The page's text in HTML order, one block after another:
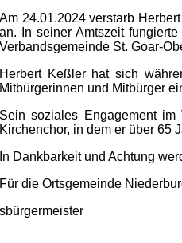
Am 24.01.2024 verstarb
an. In seiner Amtszeit
Verbandsgemeinde St. Goar-
Herbert Keßler hat sich
Mitbürgerinnen und Mitbürger
Sein soziales Engagement
Kirchenchor, in dem er über 65
In Dankbarkeit und Achtung
Für die Ortsgemeinde